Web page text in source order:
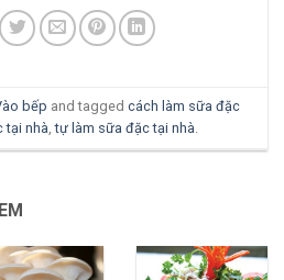
bếp and tagged cách làm sữa đặc
tại nhà ,tự làm sữa đặc tại nhà